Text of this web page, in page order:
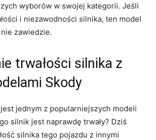
wyborów ‌w swojej⁤ kategorii. ‌Jeśli
i niezawodności ⁢silnika,⁢ ten model‌
‌zawiedzie.
trwałości silnika z
Skody
jest jednym ‌z ⁣popularniejszych modeli‍
silnik ⁤jest ⁤naprawdę trwały? Dziś
silnika⁤ tego ‌pojazdu z⁣ innymi⁣